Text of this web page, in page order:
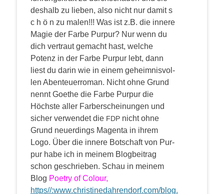
des­halb zu lie­ben, also nicht nur damit s
c h ö n zu malen!!! Was ist z.B. die inne­re
Magie der Far­be Pur­pur? Nur wenn du
dich ver­traut gemacht hast, wel­che
Potenz in der Far­be Pur­pur lebt, dann
liest du dar­in wie in einem geheim­nis­vol­
len Aben­teu­er­ro­man. Nicht ohne Grund
nennt Goe­the die Far­be Pur­pur die
Höchs­te aller Farb­er­schei­nun­gen und
sicher ver­wen­det die FDPnicht ohne
Grund neu­er­dings Magen­ta in ihrem
Logo. Über die inne­re Bot­schaft von Pur­
pur habe ich in mei­nem Blog­bei­trag
schon geschrie­ben. Schau in mei­nem
Blog Poet­ry of Colour,
https//:www.christinedahrendorf.com/blog.